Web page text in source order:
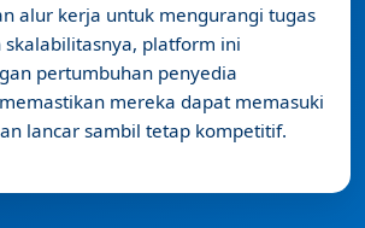
alur kerja untuk mengurangi tugas
skalabilitasnya, platform ini
pertumbuhan penyedia
mereka dapat memasuki
lancar sambil tetap kompetitif.